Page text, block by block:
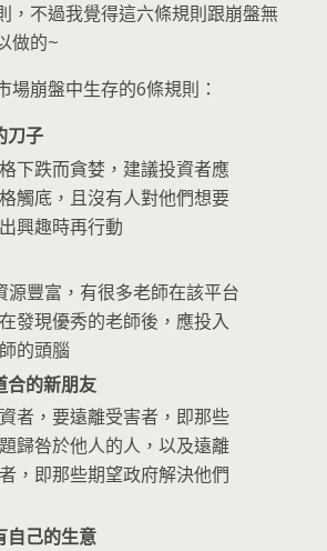
，不過我覺得這六條規則跟崩盤無
做的~
場崩盤中生存的6條規則：
刀子
下跌而貪婪，建議投資者應
觸底，且沒有人對他們想要
興趣時再行動
豐富，有很多老師在該平台
發現優秀的老師後，應投入
的頭腦
合的新朋友
者，要遠離受害者，即那些
歸咎於他人的人，以及遠離
，即那些期望政府解決他們
自己的生意